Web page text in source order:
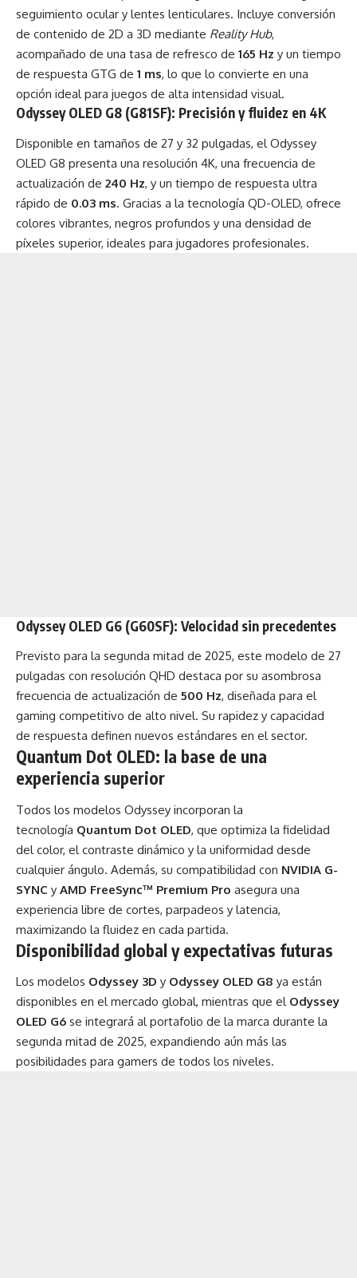
seguimiento ocular y lentes lenticulares. Incluye conversión
de contenido de 2D a 3D mediante Reality Hub,
acompañado de una tasa de refresco de 165 Hz y un tiempo
de respuesta GTG de 1 ms, lo que lo convierte en una
opción ideal para juegos de alta intensidad visual.
Odyssey OLED G8 (G81SF): Precisión y fluidez en 4K
Disponible en tamaños de 27 y 32 pulgadas, el Odyssey
OLED G8 presenta una resolución 4K, una frecuencia de
actualización de 240 Hz, y un tiempo de respuesta ultra
rápido de 0.03 ms. Gracias a la tecnología QD-OLED, ofrece
colores vibrantes, negros profundos y una densidad de
píxeles superior, ideales para jugadores profesionales.
Odyssey OLED G6 (G60SF): Velocidad sin precedentes
Previsto para la segunda mitad de 2025, este modelo de 27
pulgadas con resolución QHD destaca por su asombrosa
frecuencia de actualización de 500 Hz, diseñada para el
gaming competitivo de alto nivel. Su rapidez y capacidad
de respuesta definen nuevos estándares en el sector.
Quantum Dot OLED: la base de una
experiencia superior
Todos los modelos Odyssey incorporan la
tecnología Quantum Dot OLED, que optimiza la fidelidad
del color, el contraste dinámico y la uniformidad desde
cualquier ángulo. Además, su compatibilidad con NVIDIA G-
SYNC y AMD FreeSync™ Premium Pro asegura una
experiencia libre de cortes, parpadeos y latencia,
maximizando la fluidez en cada partida.
Disponibilidad global y expectativas futuras
Los modelos Odyssey 3D y Odyssey OLED G8 ya están
disponibles en el mercado global, mientras que el Odyssey
OLED G6 se integrará al portafolio de la marca durante la
segunda mitad de 2025, expandiendo aún más las
posibilidades para gamers de todos los niveles.